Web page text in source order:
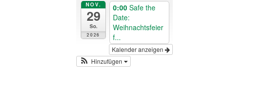
NOV.
29
So.
2026
0:00 Safe the
Date:
Weihnachtsfeier
f...
Kalender anzeigen
Hinzufügen